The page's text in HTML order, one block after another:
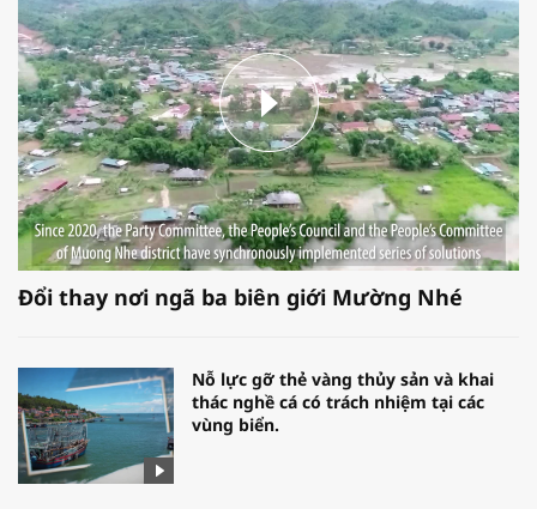
Đổi thay nơi ngã ba biên giới Mường Nhé
Nỗ lực gỡ thẻ vàng thủy sản và khai
thác nghề cá có trách nhiệm tại các
vùng biển.